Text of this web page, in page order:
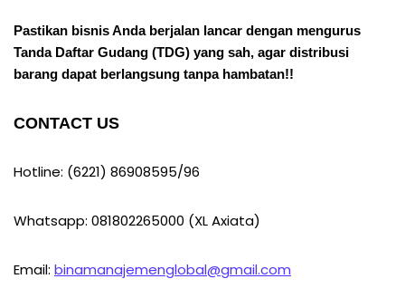
Pastikan bisnis Anda berjalan lancar dengan mengurus
Tanda Daftar Gudang (TDG) yang sah, agar distribusi
barang dapat berlangsung tanpa hambatan!!
CONTACT US
Hotline: (6221) 86908595/96
Whatsapp: 081802265000 (XL Axiata)
Email: binamanajemenglobal@gmail.com